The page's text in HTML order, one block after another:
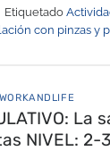
Etiquetado
con pinzas y
WORKANDLIFE
La
NIVEL: 2-3